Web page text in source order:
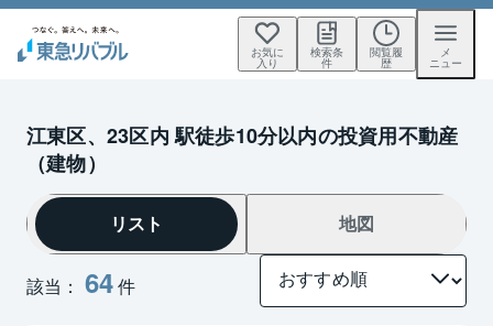
お気に
入り
検索条
件
閲覧履
歴
メ
ニュー
江東区、23区内 駅徒歩10分以内の投資用不動産
（建物）
該当： 64件
リスト 地図